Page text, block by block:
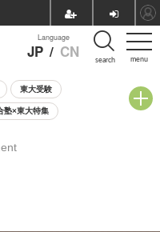
menu
Language
JP / CN search
東大受験
塾×東大特集
相談会